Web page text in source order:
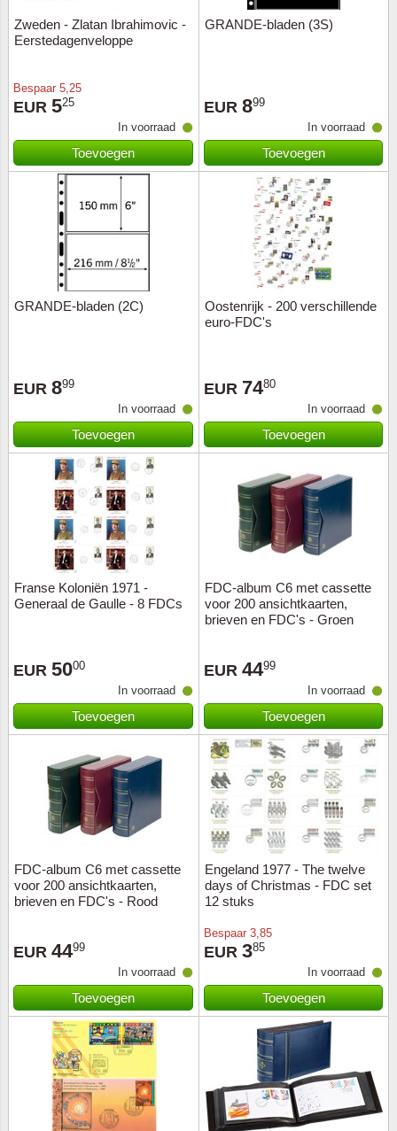
Zweden - Zlatan Ibrahimovic -
Eerstedagenveloppe
Bespaar 5,25
EUR 525
In voorraad
Toevoegen
GRANDE-bladen (3S)
EUR 899
In voorraad
Toevoegen
GRANDE-bladen (2C)
EUR 899
In voorraad
Toevoegen
Oostenrijk - 200 verschillende
euro-FDC's
EUR 7480
In voorraad
Toevoegen
Franse Koloniën 1971 -
Generaal de Gaulle - 8 FDCs
EUR 5000
In voorraad
Toevoegen
FDC-album C6 met cassette
voor 200 ansichtkaarten,
brieven en FDC's - Groen
EUR 4499
In voorraad
Toevoegen
FDC-album C6 met cassette
voor 200 ansichtkaarten,
brieven en FDC's - Rood
EUR 4499
In voorraad
Toevoegen
Engeland 1977 - The twelve
days of Christmas - FDC set
12 stuks
Bespaar 3,85
EUR 385
In voorraad
Toevoegen
Oost-
Spanje
Turkije
USA
VN -
West-
Zuid